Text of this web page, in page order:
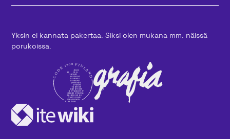
Yksin ei kannata pakertaa. Siksi olen mukana mm. näissä
porukoissa.